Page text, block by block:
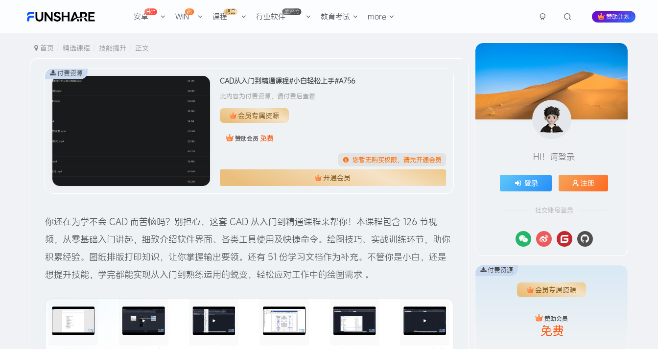
安卓
Hot
WIN
热
课程
精品
行业软件
生产力
教育考试 more 赞助计划
首页 精选课程 技能提升 正文
CAD从入门到精通课程#小白轻松上手#A756
此内容为付费资源，请付费后查看
会员专属资源
赞助会员 免费
您暂无购买权限，请先开通会员
开通会员
付费资源
你还在为学不会 CAD 而苦恼吗？别担心，这套 CAD 从入门到精通课程来帮你！本课程包含 126 节视
频，从零基础入门讲起，细致介绍软件界面、各类工具使用及快捷命令。绘图技巧、实战训练环节，助你
积累经验。图纸排版打印知识，让你掌握输出要领。还有 51 份学习文档作为补充。不管你是小白，还是
想提升技能，学完都能实现从入门到熟练运用的蜕变，轻松应对工作中的绘图需求 。
HI！请登录
登录 注册
社交账号登录
付费资源
会员专属资源
赞助会员
免费